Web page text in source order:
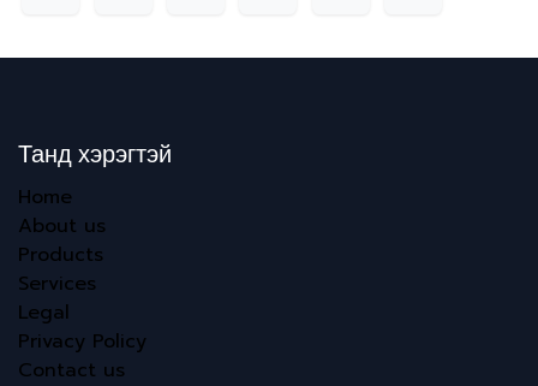
Танд хэрэгтэй
Home
About us
Products
Services
Legal
Privacy Policy
Contact us